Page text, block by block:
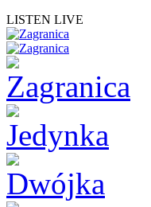
LISTEN LIVE